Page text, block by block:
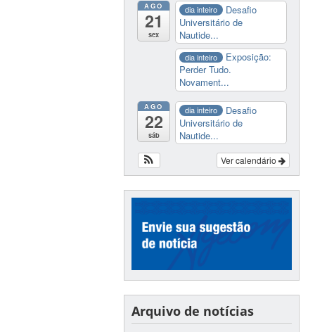
AGO
21
sex
dia inteiro
Desafio
Universitário de
Nautide...
dia inteiro
Exposição:
Perder Tudo.
Novament...
AGO
22
sáb
dia inteiro
Desafio
Universitário de
Nautide...
Ver calendário
Arquivo de notícias